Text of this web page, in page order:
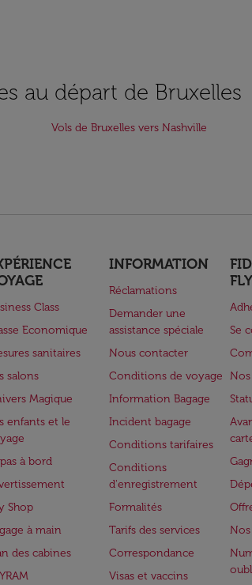
au départ de Bruxelles
Vols de Bruxelles vers Nashville
Class
Economique
sanitaires
salons
Magique
enfants et le
à bord
Shop
à main
des cabines
INFORMATION
Réclamations
Demander une
assistance spéciale
Nous contacter
Conditions de voyage
Information Bagage
Incident bagage
Conditions tarifaires
Conditions
d'enregistrement
Formalités
Tarifs des services
Correspondance
Visas et vaccins
Se